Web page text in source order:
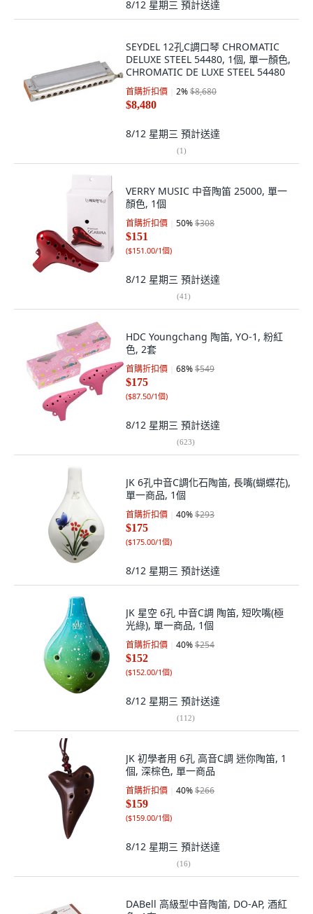
8/12 星期三 預計送達
SEYDEL 12孔C調口琴 CHROMATIC
DELUXE STEEL 54480, 1個, 單一顏色,
CHROMATIC DE LUXE STEEL 54480
首購折扣價 2%$8,680
$8,480
8/12 星期三 預計送達
(1)
VERRY MUSIC 中音陶笛 25000, 單一
顏色, 1個
首購折扣價 50%$308
$151
($151.00/1個)
8/12 星期三 預計送達
(41)
HDC Youngchang 陶笛, YO-1, 粉紅
色, 2套
首購折扣價 68%$549
$175
($87.50/1個)
8/12 星期三 預計送達
(623)
JK 6孔中音C調化石陶笛, 長嘴(蝴蝶花),
單一商品, 1個
首購折扣價 40%$293
$175
($175.00/1個)
8/12 星期三 預計送達
JK 星空 6孔 中音C調 陶笛, 短吹嘴(極
光綠), 單一商品, 1個
首購折扣價 40%$254
$152
($152.00/1個)
8/12 星期三 預計送達
(112)
JK 初學者用 6孔 高音C調 迷你陶笛, 1
個, 深棕色, 單一商品
首購折扣價 40%$266
$159
($159.00/1個)
8/12 星期三 預計送達
(16)
DABell 高級型中音陶笛, DO-AP, 酒紅